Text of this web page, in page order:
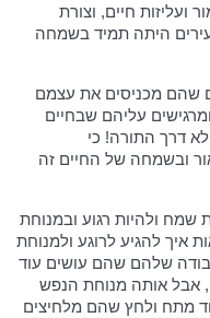
ועליזות חיים, וצורת
היתה תמיד בשמחה
שהם מכניסים את עצמם
עליהם שבחיים
דרך התורה! כי
ובשמחה של החיים זה
ולהיות רגוע ובמנוחת
איך להגיע לרוגע ולמנוחת
שלהם שהם עושים עוד
אבל אותה מנוחת הנפש
מתח ולחץ שהם מלחיצים